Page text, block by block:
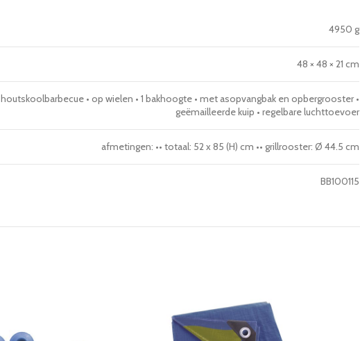
4950 g
48 × 48 × 21 cm
houtskoolbarbecue • op wielen • 1 bakhoogte • met asopvangbak en opbergrooster •
geëmailleerde kuip • regelbare luchttoevoer
afmetingen: •• totaal: 52 x 85 (H) cm •• grillrooster: Ø 44.5 cm
BB100115